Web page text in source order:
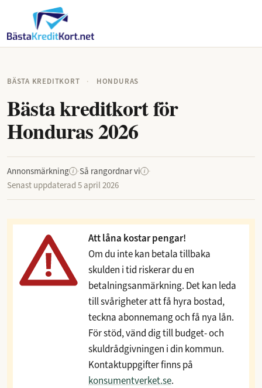
BÄSTA KREDITKORT · HONDURAS
Bästa kreditkort för
Honduras 2026
Annonsmärkning i ·Så rangordnar vi i ·
Senast uppdaterad 5 april 2026
Att låna kostar pengar!
Om du inte kan betala tillbaka
skulden i tid riskerar du en
betalningsanmärkning. Det kan leda
till svårigheter att få hyra bostad,
teckna abonnemang och få nya lån.
För stöd, vänd dig till budget- och
skuldrådgivningen i din kommun.
Kontaktuppgifter finns på
konsumentverket.se.